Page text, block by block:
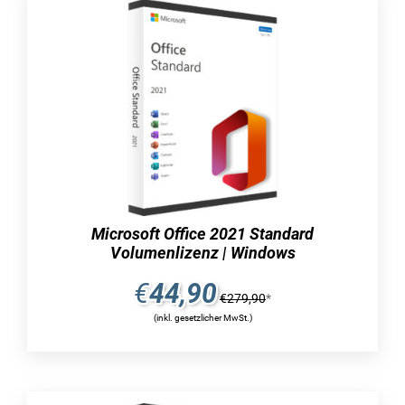
edition aufgeführt:
immer die aktuellsten ausgaben von:
powerpoint
access (nur pc)
onenote
publisher (nur pc)
Microsoft Office 2021 Standard
Volumenlizenz | Windows
€44,90€279,90*
(inkl. gesetzlicher MwSt.)